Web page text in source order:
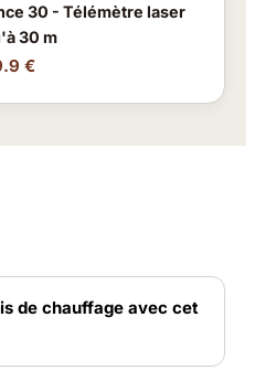
30 - Télémètre laser
30 m
€
de chauffage avec cet